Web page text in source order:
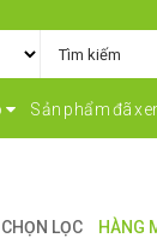
Sản phẩm đã
CHỌN LỌC HÀNG